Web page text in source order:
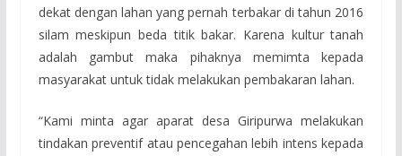
dekat dengan lahan yang pernah terbakar di tahun 2016
silam meskipun beda titik bakar. Karena kultur tanah
adalah gambut maka pihaknya memimta kepada
masyarakat untuk tidak melakukan pembakaran lahan.
“Kami minta agar aparat desa Giripurwa melakukan
tindakan preventif atau pencegahan lebih intens kepada